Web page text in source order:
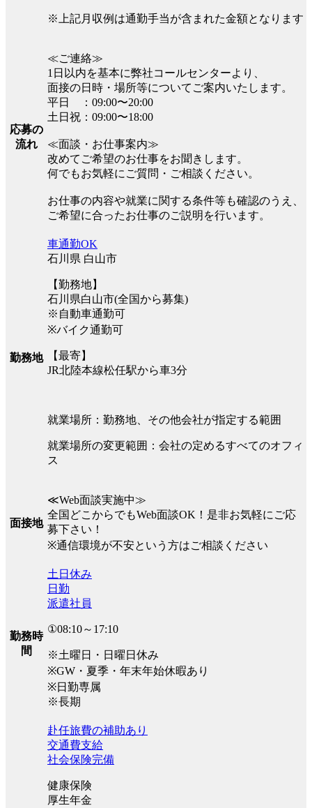
※上記月収例は通勤手当が含まれた金額となります
応募の
流れ
≪ご連絡≫
1日以内を基本に弊社コールセンターより、
面接の日時・場所等についてご案内いたします。
平日 ：09:00〜20:00
土日祝：09:00〜18:00
≪面談・お仕事案内≫
改めてご希望のお仕事をお聞きします。
何でもお気軽にご質問・ご相談ください。
お仕事の内容や就業に関する条件等も確認のうえ、
ご希望に合ったお仕事のご説明を行います。
勤務地
車通勤OK
石川県 白山市
【勤務地】
石川県白山市(全国から募集)
※自動車通勤可
※バイク通勤可
【最寄】
JR北陸本線松任駅から車3分
就業場所：勤務地、その他会社が指定する範囲
就業場所の変更範囲：会社の定めるすべてのオフィ
ス
面接地
≪Web面談実施中≫
全国どこからでもWeb面談OK！是非お気軽にご応
募下さい！
※通信環境が不安という方はご相談ください
勤務時
間
土日休み
日勤
派遣社員
①08:10～17:10
※土曜日・日曜日休み
※GW・夏季・年末年始休暇あり
※日勤専属
※長期
赴任旅費の補助あり
交通費支給
社会保険完備
健康保険
厚生年金